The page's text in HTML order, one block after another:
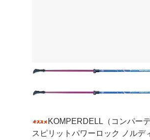
KOMPERDELL（コンパーデ
スピリットパワーロック ノルデ